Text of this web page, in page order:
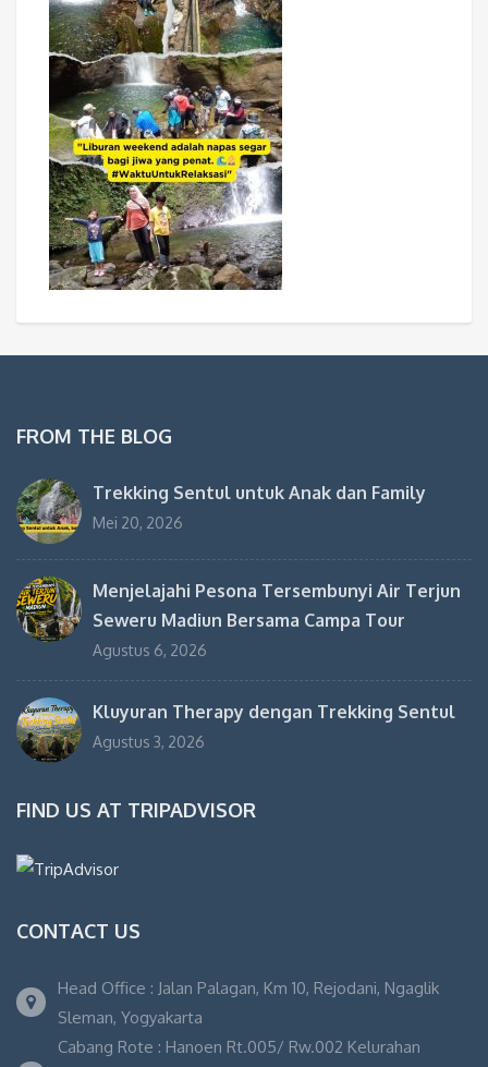
FROM THE BLOG
Trekking Sentul untuk Anak dan Family
Mei 20, 2026
Menjelajahi Pesona Tersembunyi Air Terjun
Seweru Madiun Bersama Campa Tour
Agustus 6, 2026
Kluyuran Therapy dengan Trekking Sentul
Agustus 3, 2026
FIND US AT TRIPADVISOR
CONTACT US
Head Office : Jalan Palagan, Km 10, Rejodani, Ngaglik
Sleman, Yogyakarta
Cabang Rote : Hanoen Rt.005/ Rw.002 Kelurahan